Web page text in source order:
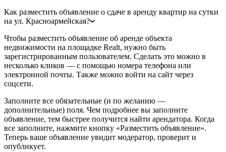
Как разместить объявление о сдаче в аренду квартир на сутки
на ул. Красноармейская?
Чтобы разместить объявление об аренде объекта
недвижимости на площадке Realt, нужно быть
зарегистрированным пользователем. Сделать это можно в
несколько кликов — с помощью номера телефона или
электронной почты. Также можно войти на сайт через
соцсети.
Заполните все обязательные (и по желанию —
дополнительные) поля. Чем подробнее вы заполните
объявление, тем быстрее получится найти арендатора. Когда
все заполните, нажмите кнопку «Разместить объявление».
Теперь ваше объявление увидит модератор, проверит и
опубликует.